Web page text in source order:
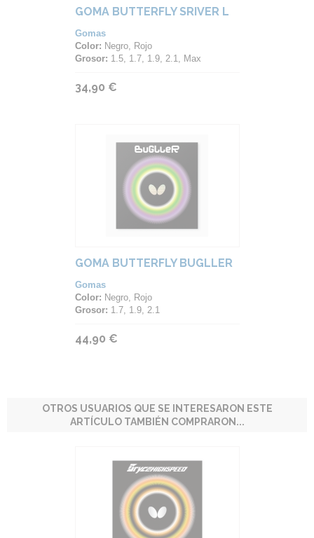
GOMA BUTTERFLY SRIVER L
Gomas
Color: Negro, Rojo
Grosor: 1.5, 1.7, 1.9, 2.1, Max
34,90 €
GOMA BUTTERFLY BUGLLER
Gomas
Color: Negro, Rojo
Grosor: 1.7, 1.9, 2.1
44,90 €
OTROS USUARIOS QUE SE INTERESARON ESTE
ARTÍCULO TAMBIÉN COMPRARON...